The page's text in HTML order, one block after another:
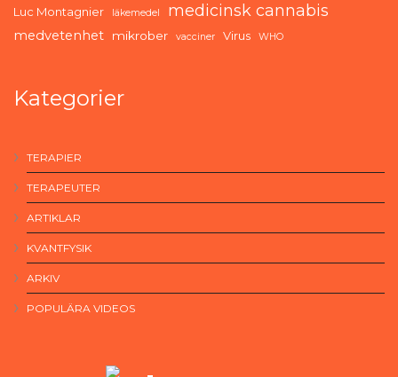
Luc Montagnier läkemedel medicinsk cannabis
medvetenhet mikrober vacciner Virus WHO
Kategorier
TERAPIER
TERAPEUTER
ARTIKLAR
KVANTFYSIK
ARKIV
POPULÄRA VIDEOS